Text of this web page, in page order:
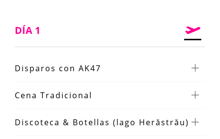
DÍA 1
Disparos con AK47
Cena Tradicional
Discoteca & Botellas (lago Herăstrău)